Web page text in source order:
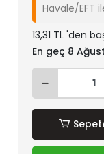
Havale/EFT
13,31 TL 'den
En geç 8